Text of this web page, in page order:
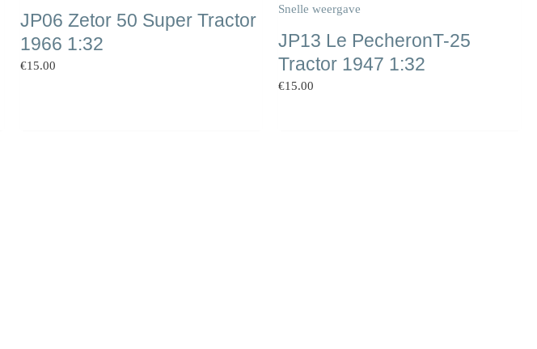
JP06 Zetor 50 Super Tractor
1966 1:32
€15.00
Snelle weergave
JP13 Le PecheronT-25
Tractor 1947 1:32
€15.00